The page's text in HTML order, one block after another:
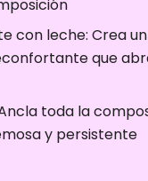
con leche: Crea
que
toda la
y persistente